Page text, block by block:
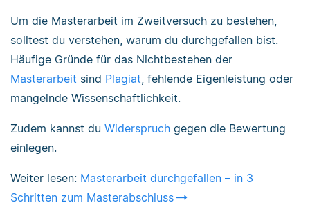
Um die Masterarbeit im Zweitversuch zu bestehen,
solltest du verstehen, warum du durchgefallen bist.
Häufige Gründe für das Nichtbestehen der
Masterarbeit sind Plagiat , fehlende Eigenleistung oder
mangelnde Wissenschaftlichkeit.
Zudem kannst du Widerspruch gegen die Bewertung
einlegen.
Weiter lesen: Masterarbeit durchgefallen – in 3
Schritten zum Masterabschluss